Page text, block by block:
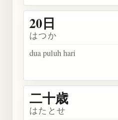
20日
はつか
dua puluh hari
二十歳
はたとせ